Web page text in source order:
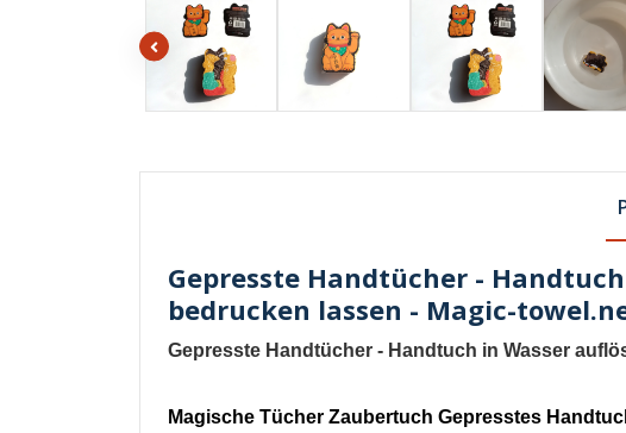
Gepresste Handtücher -
bedrucken lassen - Magic-
Gepresste Handtücher - Handtuch in Wasser
Magische Tücher Zaubertuch Gepresstes